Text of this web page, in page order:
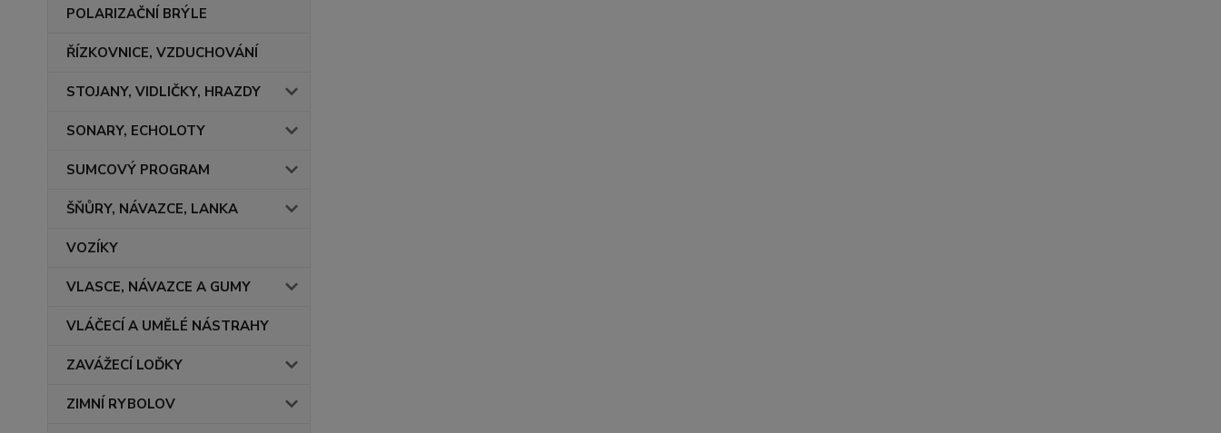
POLARIZAČNÍ BRÝLE
ŘÍZKOVNICE, VZDUCHOVÁNÍ
STOJANY, VIDLIČKY, HRAZDY
SONARY, ECHOLOTY
SUMCOVÝ PROGRAM
ŠŇŮRY, NÁVAZCE, LANKA
VOZÍKY
VLASCE, NÁVAZCE A GUMY
VLÁČECÍ A UMĚLÉ NÁSTRAHY
ZAVÁŽECÍ LOĎKY
ZIMNÍ RYBOLOV